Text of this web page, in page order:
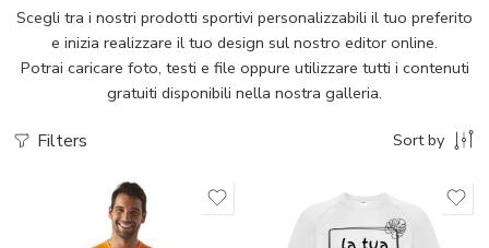
Scegli tra i nostri prodotti sportivi personalizzabili il tuo preferito
e inizia realizzare il tuo design sul nostro editor online.
Potrai caricare foto, testi e file oppure utilizzare tutti i contenuti
gratuiti disponibili nella nostra galleria.
Filters Sort by